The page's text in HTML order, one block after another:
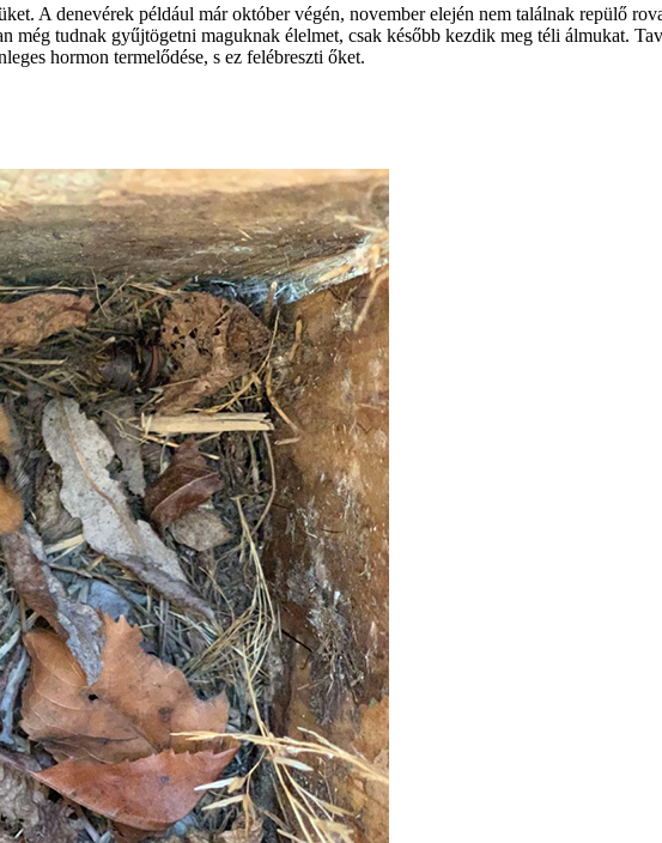
A denevérek például már október végén, november elején nem találnak repülő
tudnak gyűjtögetni maguknak élelmet, csak később kezdik meg téli álmukat.
hormon termelődése, s ez felébreszti őket.